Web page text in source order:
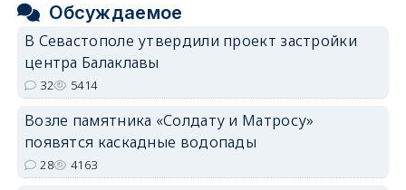
Обсуждаемое
В Севастополе утвердили проект застройки
центра Балаклавы
32 5414
Возле памятника «Солдату и Матросу»
появятся каскадные водопады
28 4163